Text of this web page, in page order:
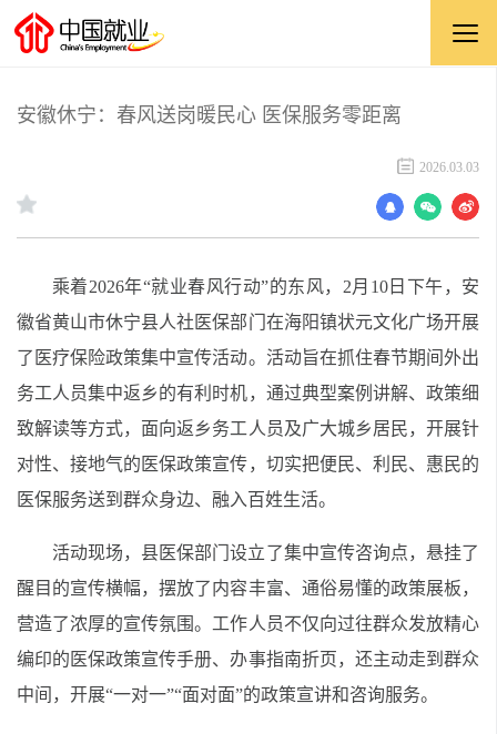
安徽休宁：春风送岗暖民心 医保服务零距离
2026.03.03
乘着2026年“就业春风行动”的东风，2月10日下午， 安
徽省黄山市休宁县人社医保部门在海阳镇状元文化广场开展
了 医疗保险政策集中宣传活动。活动旨在抓住春节期间外出
务工人员集中返乡的有利时机，通过典型案例讲解、政策细
致解读等方式，面向返乡务工人员及广大城乡居民，开展针
对性、接地气的医保政策宣传，切实把便民、利民、惠民的
医保服务送到群众身边、融入百姓生活。
活动现场，县医保部门设立了集中宣传咨询点，悬挂了
醒目的宣传横幅，摆放了内容丰富、通俗易懂的政策展板，
营造了浓厚的宣传氛围。工作人员不仅向过往群众发放精心
编印的医保政策宣传手册、办事指南折页，还主动走到群众
中间，开展“一对一”“面对面”的政策宣讲和咨询服务。